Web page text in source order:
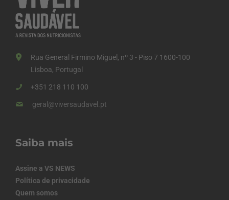
Rua General Firmino Miguel, nº 3 - Piso 7 1600-100
Lisboa, Portugal
+351 218 110 100
geral@viversaudavel.pt
Saiba mais
Assine a VS NEWS
Política de privacidade
Quem somos